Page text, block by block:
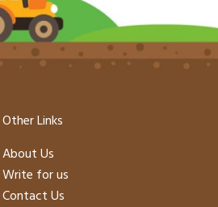
Other Links
About Us
Write for us
Contact Us